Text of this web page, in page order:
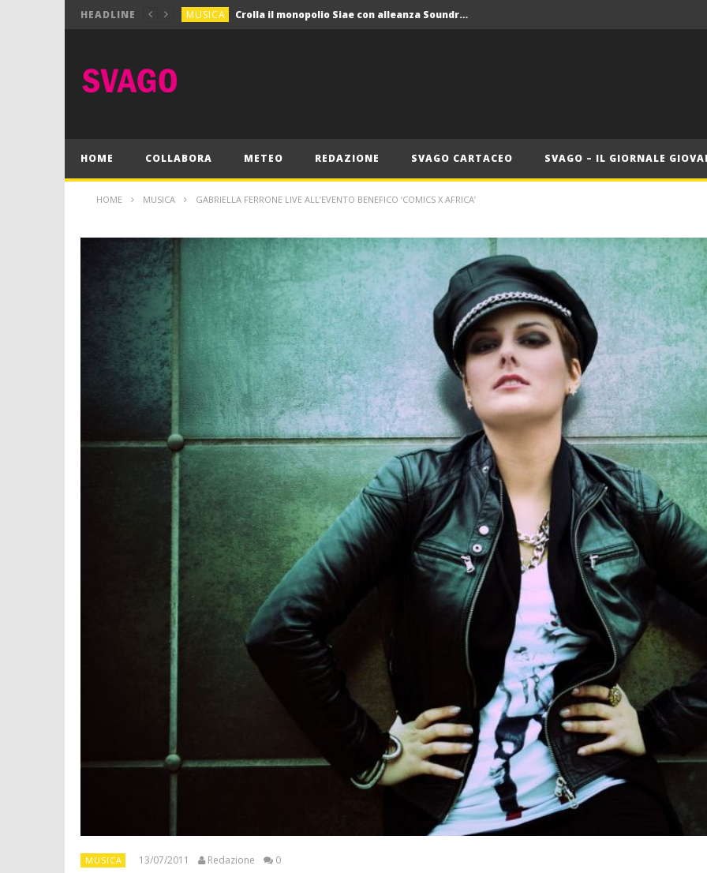
HEADLINE MUSICA Crolla il monopolio Siae con alleanza Soundreef – LEA
MUSICA Crolla il monopolio Siae con alleanza Soundreef – LEA
HOME COLLABORA METEO REDAZIONE SVAGO CARTACEO SVAGO – IL GIORNALE
HOME MUSICA GABRIELLA FERRONE LIVE ALL’EVENTO BENEFICO ‘COMICS X AFRICA’
MUSICA 13/07/2011 Redazione 0